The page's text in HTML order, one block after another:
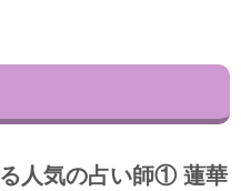
人気の占い師① 蓮華